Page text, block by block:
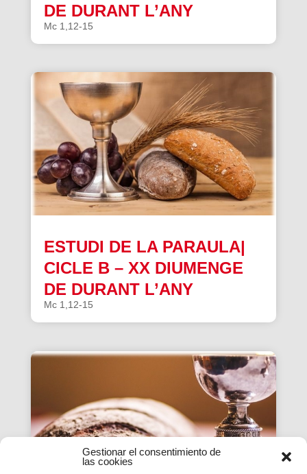
Gestionar el consentimiento de
las cookies
DE DURANT L’ANY
Mc 1,12-15
ESTUDI DE LA PARAULA|
CICLE B – XX DIUMENGE
DE DURANT L’ANY
Mc 1,12-15